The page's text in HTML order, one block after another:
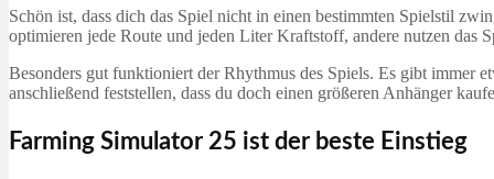
Schön ist, dass dich das Spiel nicht in einen bestimmten Spielstil
optimieren jede Route und jeden Liter Kraftstoff, andere nutzen das
Besonders gut funktioniert der Rhythmus des Spiels. Es gibt immer
anschließend feststellen, dass du doch einen größeren Anhänger
Farming Simulator 25 ist der beste Einstieg